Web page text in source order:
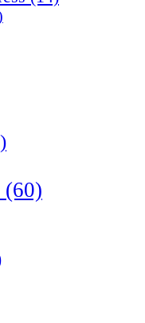
(60)